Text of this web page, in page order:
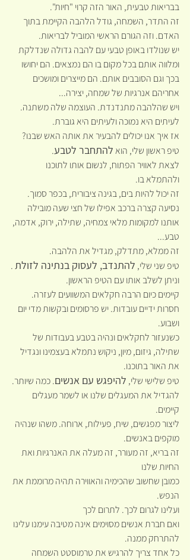
בבריאות טבעית, האור הזה קרוי "חיות".
זה התדר, השמחה, גודל הלהבה הקיימת בתוך
האדם. וזה הגורם הראשי המוביל לבריאות.
יש שנולדו באופן טבעי עם להבה גדולה שנדלקת
ומלווה אותם בכל מקום בו הם נמצאים. הם יחושו
בכך וגם הסובבים אותם. הם מייצרים ומושכים
אחריהם אנרגיות של שמחה, יצירה...
ויש שהלהבה מתנדנדת. העוצמה שלה משתנה.
לעיתים היא נמוכה ולעיתים היא גוברת.
אז איך אנו יכולים להבעיר את אותה האש שבנו?
טיפ ראשון שלי, הוא להתחבר לטבע.
לצאת לאוויר הפתוח, לנשום אותו לתוכנו
ולהתמלא בו.
זה יכול להיות בים, בגינה ציבורית, בכפר סמוך.
נסיעה קצרה ברכב אפילו של חצי שעה מובילה
אותנו למקומות מלאי צמחיה, שתילה, ירוק, אדמה,
טבע...
זה ממלא, מתדלק, מגדיל את הלהבה.
טיפ שני שלי, להתנדב, לעסוק בנתינה לזולת .
וניתן לשלב אותו עם הטיפ הראשון.
קיימים כיום הרבה חקלאים המשוועים לעזרה.
חסרות ידיים עובדות. יש פרסומים ובקשות מדי יום
ושבוע.
כשנעזור לחקלאים ונהיה בטבע בעבודות של
שתילה, גיזום, מיון, ניקוש נתמלא בעצמינו ונגדיל
את האור בתוכנו.
טיפ שלישי שלי, להיפגש עם אנשים. כמה שיותר.
להגדיל את המעגלים שלנו או לשמר מעגלים
קיימים.
ליצור מפגשים, שיח, פעילות, ארוחה. משהו שנהיה
מוקפים באנשים.
זה בריא, זה מעורר, זה מעלה את האנרגיות ואת
החיות שלנו
כמובן שחשוב שהכימיה והאווירה תהיה מרוממת את
הנפש.
ועלינו לגרום לכך. לתרום לכך
ואם חברת אנשים מסוימים אינה מטיבה עימנו עלינו
להתרחק ממנה.
כל אחד צריך להרגיש את טרמוסטט השמחה